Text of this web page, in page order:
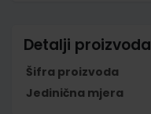
Detalji proizvoda
Šifra proizvoda
Jedinična mjera